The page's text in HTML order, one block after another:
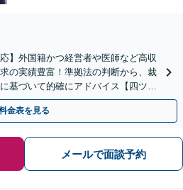
】外国籍かつ経営者や医師など高収
の実績豊富！準拠法の判断から、裁
基づいて的確にアドバイス【四ツ谷
金表を見る
メールで面談予約